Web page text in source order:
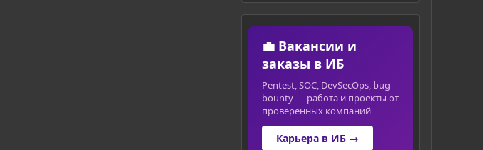
💼 Вакансии и
заказы в ИБ
Pentest, SOC, DevSecOps, bug
bounty — работа и проекты от
проверенных компаний
Карьера в ИБ →